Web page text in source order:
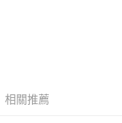
相關推薦